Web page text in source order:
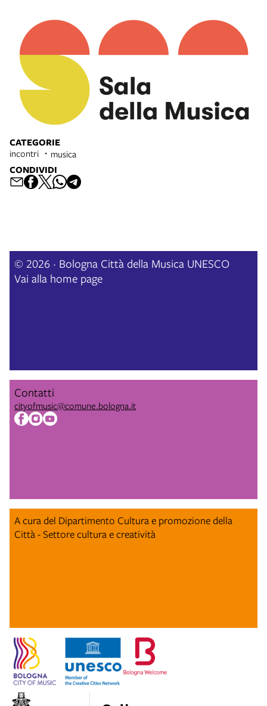
CATEGORIE
incontri musica
CONDIVIDI
© 2026 · Bologna Città della Musica UNESCO
Vai alla home page
Contatti
cityofmusic@comune.bologna.it
A cura del Dipartimento Cultura e promozione della
Città - Settore cultura e creatività